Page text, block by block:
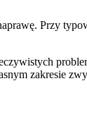
Przy
zakresie